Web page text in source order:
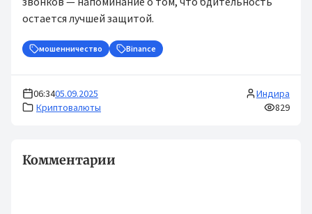
остается лучшей защитой.
мошенничество Binance
06:3405.09.2025
Криптовалюты
Индира
829
Комментарии